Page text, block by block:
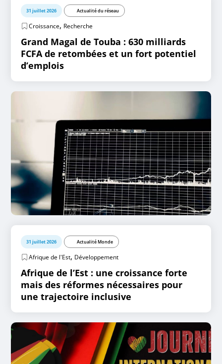
31 juillet 2026 Actualité du réseau
Croissance, Recherche
Grand Magal de Touba : 630 milliards
FCFA de retombées et un fort potentiel
d’emplois
31 juillet 2026 Actualité Monde
Afrique de l'Est, Développement
Afrique de l’Est : une croissance forte
mais des réformes nécessaires pour
une trajectoire inclusive